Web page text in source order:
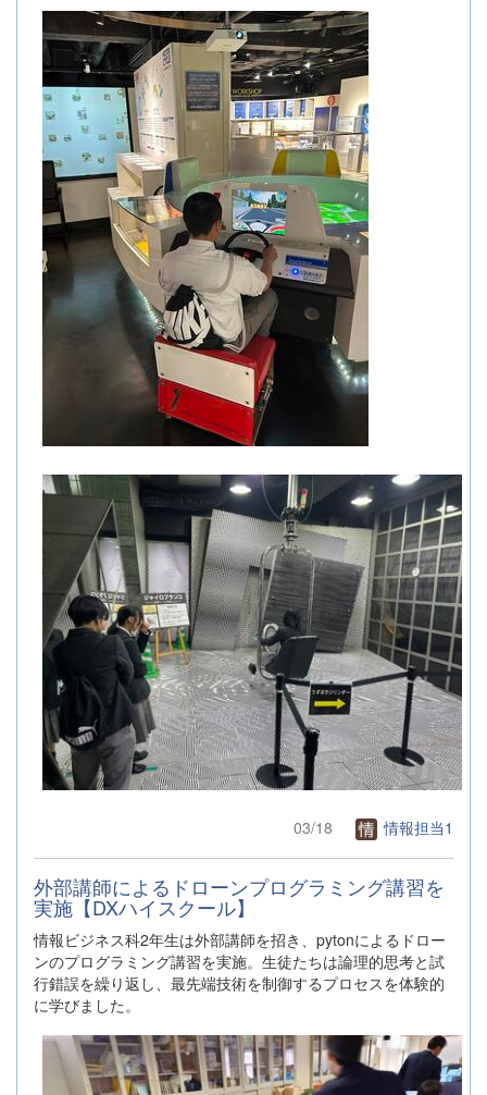
03/18 情報担当1
外部講師によるドローンプログラミング講習を
実施【DXハイスクール】
情報ビジネス科2年生は外部講師を招き、pytonによるドロー
ンのプログラミング講習を実施。生徒たちは論理的思考と試
行錯誤を繰り返し、最先端技術を制御するプロセスを体験的
に学びました。